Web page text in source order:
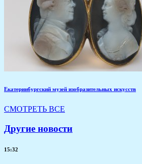
Екатеринбургский музей изобразительных искусств
СМОТРЕТЬ ВСЕ
Другие новости
15:32